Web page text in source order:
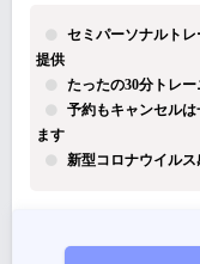
セミパーソナルト
提供
たったの30分トレ
予約もキャンセル
ます
新型コロナウイルス